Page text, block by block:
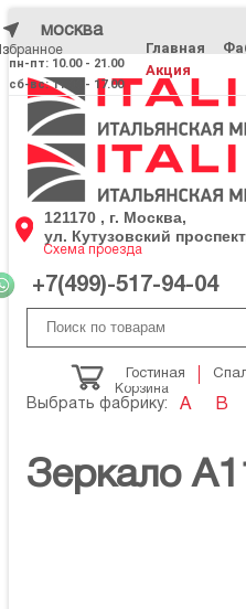
москва
пн-пт: 10.00 - 21.00
сб-вс: 11.00 - 17.00
Главная
Акция
121170 , г. Москва,
ул. Кутузовский
Схема проезда
+7(499)-517-94-04
Корзина
Гостиная
Выбрать фабрику: A B
Зеркало